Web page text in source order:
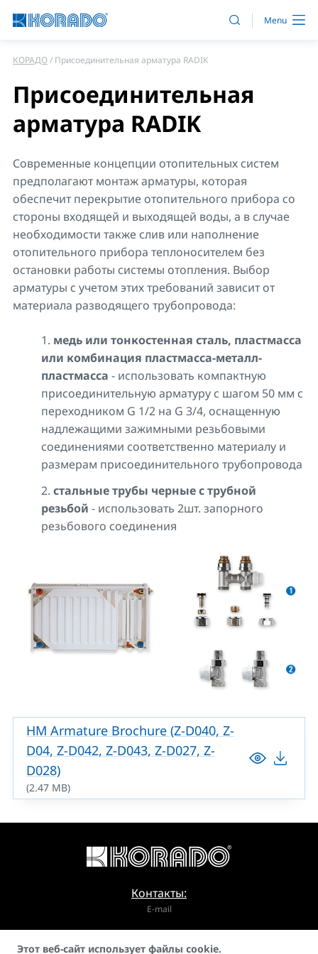
КОРАДО Присоединительная арматура RADIK
Присоединительная
арматура RADIK
Современные концепции отопительных систем
предполагают монтаж арматуры, которая
обеспечит перекрытие отопительного прибора со
стороны входящей и выходящей воды, а в случае
необходимости также слив или наполнение
отопительного прибора теплоносителем без
остановки работы системы отопления. Выбор
арматуры с учетом этих требований зависит от
материала разводящего трубопровода:
медь или тонкостенная сталь, пластмасса
или комбинация пластмасса-металл-
пластмасса - использовать компактную
присоединительную арматуру с шагом 50 мм с
переходником G 1/2 на G 3/4, оснащенную
надлежащими зажимными резьбовыми
соединениями соответственно материалу и
размерам присоединительного трубопровода
стальные трубы черные с трубной
резьбой - использовать 2шт. запорного
резьбового соединения
HM Armature Brochure (Z-D040, Z-
D04, Z-D042, Z-D043, Z-D027, Z-
D028)
(2.47 MB)
Контакты:
E-mail
info@korado.cz
Этот веб-сайт использует файлы cookie.